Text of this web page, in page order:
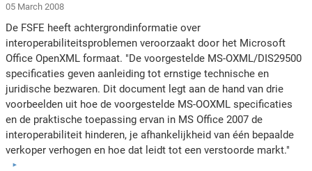
05 March 2008
De FSFE heeft achtergrondinformatie over
interoperabiliteitsproblemen veroorzaakt door het Microsoft
Office OpenXML formaat. "De voorgestelde MS-OXML/DIS29500
specificaties geven aanleiding tot ernstige technische en
juridische bezwaren. Dit document legt aan de hand van drie
voorbeelden uit hoe de voorgestelde MS-OOXML specificaties
en de praktische toepassing ervan in MS Office 2007 de
interoperabiliteit hinderen, je afhankelijkheid van één bepaalde
verkoper verhogen en hoe dat leidt tot een verstoorde markt."